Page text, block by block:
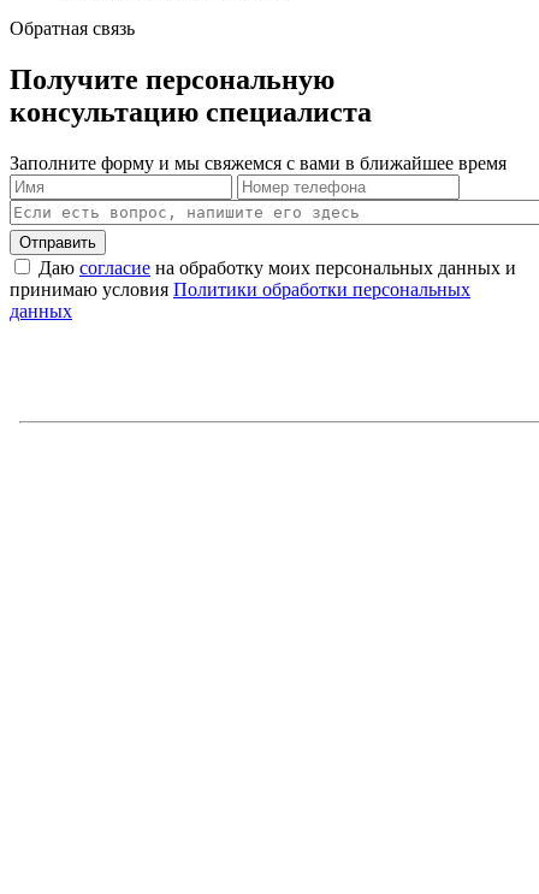
Обратная связь
Получите персональную
консультацию специалиста
Заполните форму и мы свяжемся с вами в ближайшее время
Отправить
Даю согласие на обработку моих персональных данных и
принимаю условия Политики обработки персональных
данных